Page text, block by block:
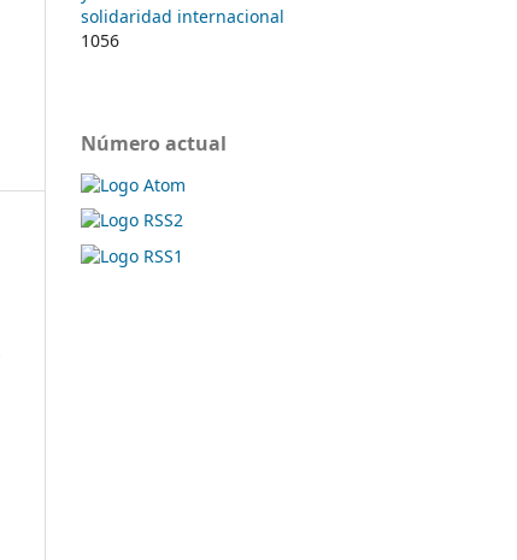
solidaridad internacional
1056
Número actual